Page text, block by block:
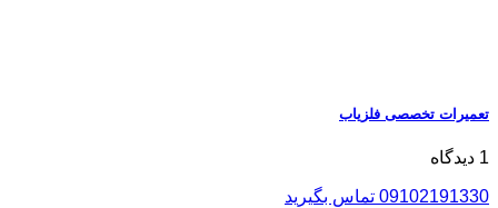
تعمیرات تخصصی فلزیاب
1 دیدگاه
09102191330 تماس بگیرید